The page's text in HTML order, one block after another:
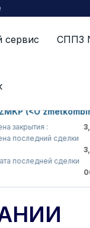
сервис СППЗ
:
сделки
сделки